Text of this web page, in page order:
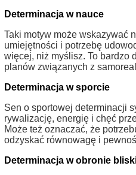
Determinacja w nauce
Taki motyw może wskazywać
umiejętności i potrzebę
więcej, niż myślisz. To bardzo
planów związanych z
Determinacja w sporcie
Sen o sportowej determinacji
rywalizację, energię i chęć
Może też oznaczać, że
odzyskać równowagę i
Determinacja w obronie